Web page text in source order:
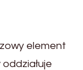
element